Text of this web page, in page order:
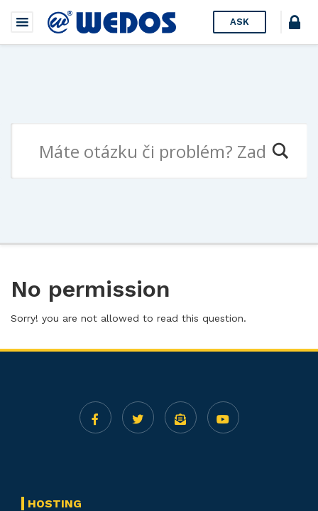
ASK
No permission
Sorry! you are not allowed to read this question.
HOSTING